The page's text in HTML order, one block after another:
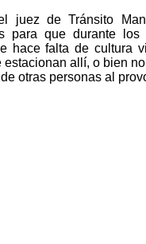
juez de Tránsito
para que durante
hace falta de cultura
estacionan allí, o bien
otras personas al